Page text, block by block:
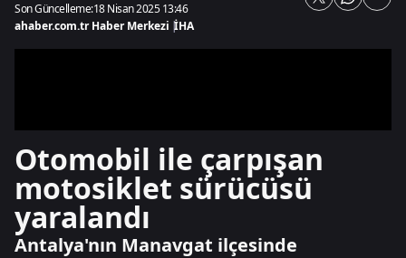
Son Güncelleme:18 Nisan 2025 13:46
ahaber.com.tr Haber Merkezi |İHA
Otomobil ile çarpışan
motosiklet sürücüsü
yaralandı
Antalya'nın Manavgat ilçesinde